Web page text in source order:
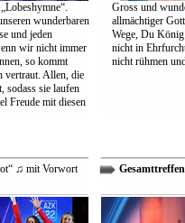
wunderbaren
und jeden
wir nicht immer
so kommt
vertraut. Allen, die
sodass sie laufen
Freude mit diesen
Gross und
allmächtiger
Wege, Du
nicht in
nicht rühmen
♫ mit Vorwort